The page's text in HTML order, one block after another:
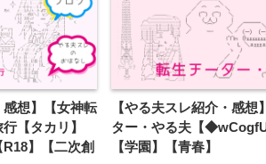
感想】【女神転
【タカリ】
R18】【二次創
【やる夫スレ紹介・感想
ター・やる夫【
【学園】【青春】